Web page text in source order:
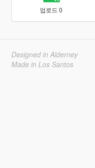
업로드 0
Designed in Alderney
Made in Los Santos